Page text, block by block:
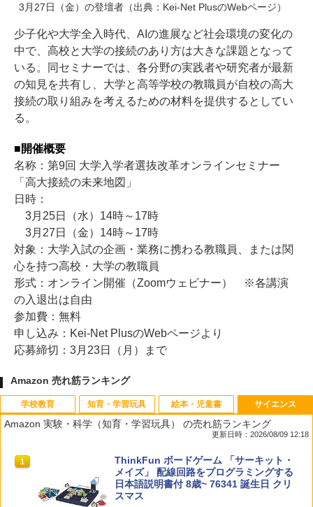
3月27日（金）の登壇者（出典：Kei-Net PlusのWebページ）
少子化や大学全入時代、AIの進展など社会環境の変化の
中で、高校と大学の接続のあり方は大きな課題となって
いる。同セミナーでは、各分野の実践者や研究者が最新
の知見を共有し、大学と高等学校の教職員が自校の高大
接続の取り組みを考えるための材料を提供するとしてい
る。
■開催概要
名称：第9回 大学入学者選抜改革オンラインセミナー
「高大接続の未来地図」
日時：
3月25日（水）14時～17時
3月27日（金）14時～17時
対象：大学入試の企画・業務に携わる教職員、または関
心を持つ高校・大学の教職員
形式：オンライン開催（Zoomウェビナー） ※各講演
の入退出は自由
参加費：無料
申し込み：Kei-Net PlusのWebページより
応募締切：3月23日（月）まで
Amazon 売れ筋ランキング
学校教育
1 教育者のためのコーチング入門
￥2,530
知育・学習玩具
1
パイロット スイスイおえかき for Study
何回も書ける! れんしゅうボード ひらが
な・カタカナ・すうじ・ABC 3歳以上 知
育
絵本・児童書
1
タッチペンで音が聞ける!はじめてずかん
1000 英語つき ([バラエティ])
￥5,478
サイエンス
Amazon 実験・科学（知育・学習玩具） の売れ筋ランキング
更新日時：2026/08/09 12:18
1
ThinkFun ボードゲーム 「サーキット・
メイズ」 配線回路をプログラミングする
日本語説明書付 8歳~ 76341 誕生日 クリ
スマス